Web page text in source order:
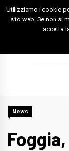
Skip
Foggia
News
Utilizziamo i cookie
sito web. Se non si
accetta